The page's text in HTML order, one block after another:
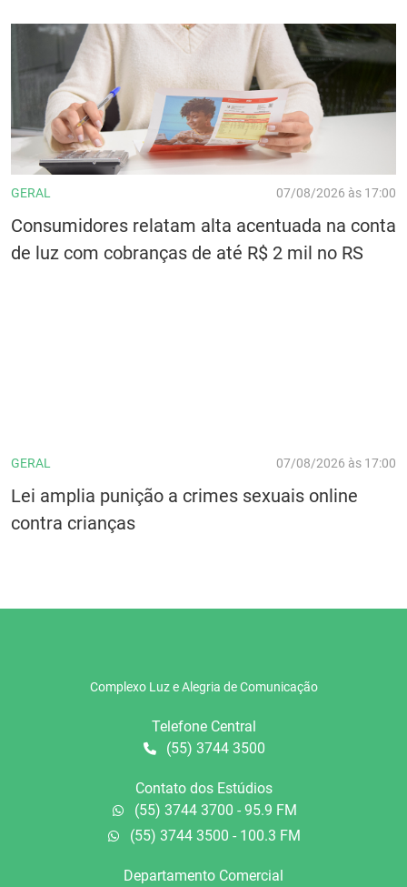
GERAL 07/08/2026 às 17:00
Consumidores relatam alta acentuada na conta
de luz com cobranças de até R$ 2 mil no RS
GERAL 07/08/2026 às 17:00
Lei amplia punição a crimes sexuais online
contra crianças
Complexo Luz e Alegria de Comunicação
Telefone Central
(55) 3744 3500
Contato dos Estúdios
(55) 3744 3700 - 95.9 FM
(55) 3744 3500 - 100.3 FM
Departamento Comercial